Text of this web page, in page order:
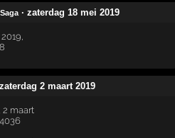
· zaterdag 18 mei 2019
2 maart 2019